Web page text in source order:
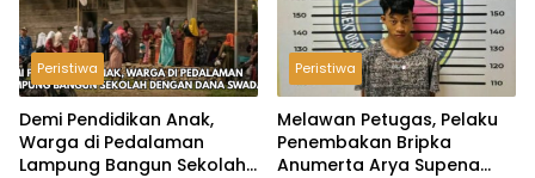
Peristiwa
Demi Pendidikan Anak,
Warga di Pedalaman
Lampung Bangun Sekolah
Peristiwa
Melawan Petugas, Pelaku
Penembakan Bripka
Anumerta Arya Supena